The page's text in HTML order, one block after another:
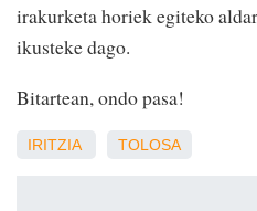
irakurketa horiek egiteko
ikusteke dago.
Bitartean, ondo pasa!
IRITZIA TOLOSA